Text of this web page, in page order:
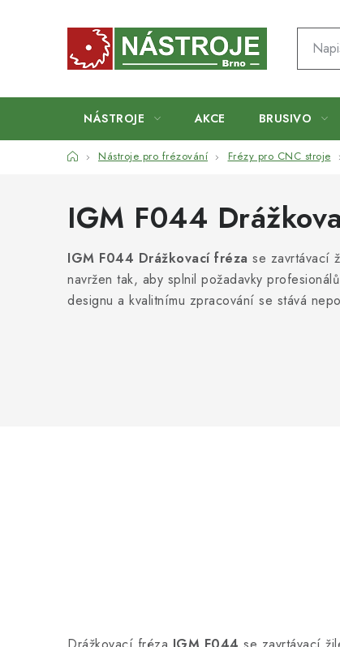
NÁSTROJE AKCE BRUSIVO
DomůNástroje pro frézování Frézy pro CNC stroje
IGM F044
IGM F044 Drážkovací fréza se zavrtávací
navržen tak, aby splnil požadavky
designu a kvalitnímu zpracování se stává